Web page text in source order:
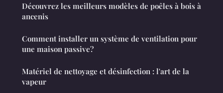
Découvrez les meilleurs modèles de poêles à bois à
ancenis
Comment installer un système de ventilation pour
une maison passive?
Matériel de nettoyage et désinfection : l'art de la
vapeur